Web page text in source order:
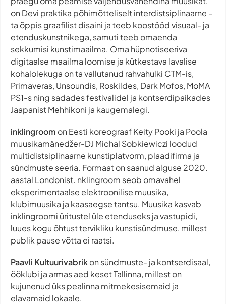
on Devi praktika põhimõtteliselt interdistsiplinaarne –
ta õppis graafilist disaini ja teeb koostööd visuaal- ja
etenduskunstnikega, samuti teeb omaenda
sekkumisi kunstimaailma. Oma hüpnotiseeriva
digitaalse maailma loomise ja kütkestava lavalise
kohalolekuga on ta vallutanud rahvahulki CTM-is,
Primaveras, Unsoundis, Roskildes, Dark Mofos, MoMA
PS1-s ning sadades festivalidel ja kontserdipaikades
Jaapanist Mehhikoni ja kaugemalegi.
​​inklingroom on Eesti koreograaf Keity Pooki ja Poola
muusikamänedžer-DJ Michal Sobkiewiczi loodud
multidistsiplinaarne kunstiplatvorm, plaadifirma ja
sündmuste seeria. Formaat on saanud alguse 2020.
aastal Londonist. nklingroom seob omavahel
eksperimentaalse elektroonilise muusika,
klubimuusika ja kaasaegse tantsu. Muusika kasvab
inklingroomi üritustel üle etenduseks ja vastupidi,
luues kogu õhtust tervikliku kunstisündmuse, millest
publik pause võtta ei raatsi.
Paavli Kultuurivabrikon sündmuste- ja kontserdisaal,
ööklubi ja armas aed keset Tallinna, millest on
kujunenud üks pealinna mitmekesisemaid ja
elavamaid lokaale.